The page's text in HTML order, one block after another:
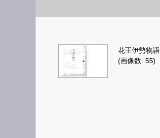
花王伊勢物語
(画像数: 55)